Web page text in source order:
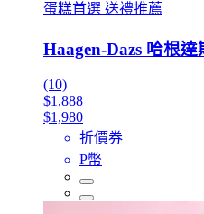
蛋糕首選 送禮推薦
Haagen-Dazs 哈根
(10)
$1,888
$1,980
折價券
P幣